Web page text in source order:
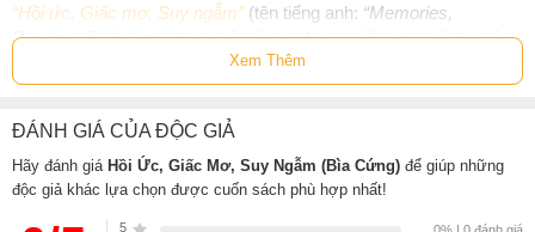
“Hồi ức, Giấc mơ, Suy ngẫm”(tên tiếng anh: “Memories,
Dreams, Reflections”) là cuốn hồi ký được viết vào cuối đời của
Carl Gustav Jung
người cộng sự Aniela Jaffé, rồi chính ông biên tập, chỉnh sửa và
Giữa các tác phẩm chuyên sâu về nghiên cứu củaCarl Jung
“Hồi ức, Giấc mơ, Suy ngẫm”
nổi bật như một viên ngọc quý.
Xem Thêm
ĐÁNH GIÁ CỦA ĐỘC GIẢ
Hãy đánh giá Hồi Ức, Giấc Mơ, Suy Ngẫm (Bìa Cứng) để giúp những
độc giả khác lựa chọn được cuốn sách phù hợp nhất!
5
0% | 0 đánh giá